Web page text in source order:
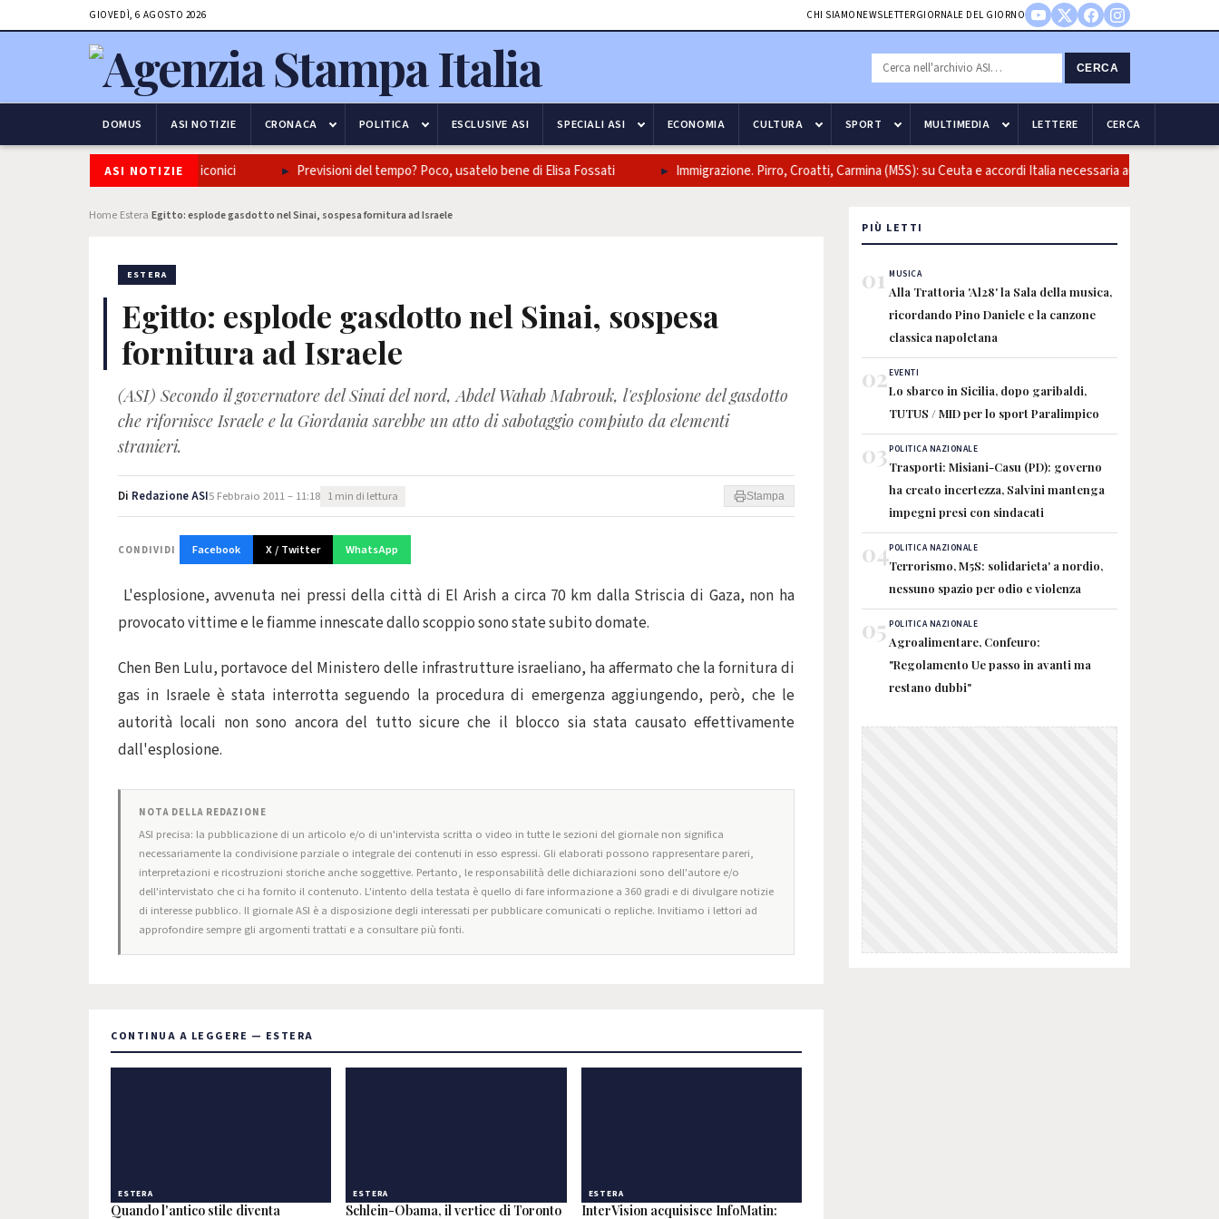
GIOVEDÌ, 6 AGOSTO 2026 CHI SIAMO NEWSLETTERGIORNALE DEL GIORNO
CERCA
DOMUS ASI NOTIZIE CRONACA POLITICA ESCLUSIVE ASI SPECIALI ASI ECONOMIA CULTURA SPORT MULTIMEDIA LETTERE CERCA
ASI NOTIZIE
napoletana in tre piatti iconici Previsioni del tempo? Poco, usatelo bene di Elisa Fossati Immigrazione. Pirro, Croatti, Carmina (M5S): su Ceuta e accordi Italia necessaria audizione del
Home Estera Egitto: esplode gasdotto nel Sinai, sospesa fornitura ad Israele
ESTERA
Egitto: esplode gasdotto nel Sinai, sospesa
fornitura ad Israele
(ASI) Secondo il governatore del Sinai del nord, Abdel Wahab Mabrouk, l'esplosione del gasdotto
che rifornisce Israele e la Giordania sarebbe un atto di sabotaggio compiuto da elementi
stranieri.
Di Redazione ASI5 Febbraio 2011 – 11:18 1 min di lettura Stampa
CONDIVIDI Facebook X / Twitter WhatsApp
L'esplosione, avvenuta nei pressi della città di El Arish a circa 70 km dalla Striscia di Gaza, non ha
provocato vittime e le fiamme innescate dallo scoppio sono state subito domate.
Chen Ben Lulu, portavoce del Ministero delle infrastrutture israeliano, ha affermato che la fornitura di
gas in Israele è stata interrotta seguendo la procedura di emergenza aggiungendo, però, che le
autorità locali non sono ancora del tutto sicure che il blocco sia stata causato effettivamente
dall'esplosione.
NOTA DELLA REDAZIONE
ASI precisa: la pubblicazione di un articolo e/o di un'intervista scritta o video in tutte le sezioni del giornale non significa
necessariamente la condivisione parziale o integrale dei contenuti in esso espressi. Gli elaborati possono rappresentare pareri,
interpretazioni e ricostruzioni storiche anche soggettive. Pertanto, le responsabilità delle dichiarazioni sono dell'autore e/o
dell'intervistato che ci ha fornito il contenuto. L'intento della testata è quello di fare informazione a 360 gradi e di divulgare notizie
di interesse pubblico. Il giornale ASI è a disposizione degli interessati per pubblicare comunicati o repliche. Invitiamo i lettori ad
approfondire sempre gli argomenti trattati e a consultare più fonti.
CONTINUA A LEGGERE — ESTERA
ESTERA
Quando l'antico stile diventa
ESTERA
Schlein-Obama, il vertice di Toronto
ESTERA
InterVision acquisisce InfoMatin:
PIÙ LETTI
01 MUSICA
Alla Trattoria 'Al28' la Sala della musica,
ricordando Pino Daniele e la canzone
classica napoletana
02EVENTI
Lo sbarco in Sicilia, dopo garibaldi,
TUTUS / MID per lo sport Paralimpico
03POLITICA NAZIONALE
Trasporti: Misiani-Casu (PD): governo
ha creato incertezza, Salvini mantenga
impegni presi con sindacati
04POLITICA NAZIONALE
Terrorismo, M5S: solidarieta' a nordio,
nessuno spazio per odio e violenza
05 POLITICA NAZIONALE
Agroalimentare, Confeuro:
"Regolamento Ue passo in avanti ma
restano dubbi"